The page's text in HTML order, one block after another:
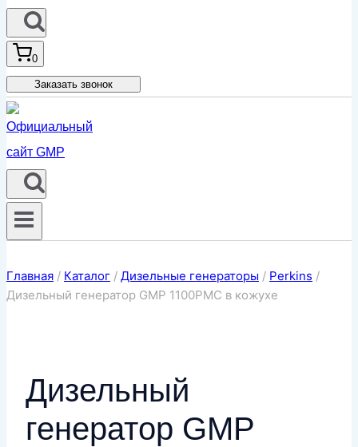
0
Заказать звонок
Главная / Каталог / Дизельные генераторы / Perkins /
Дизельный генератор GMP 1100PMC в кожухе
Дизельный
генератор GMP